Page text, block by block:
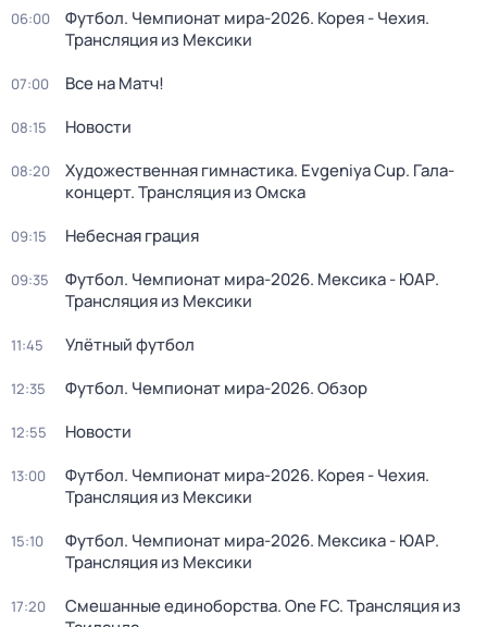
06:00
Футбол. Чемпионат мира-2026. Корея - Чехия.
Трансляция из Мексики
07:00 Все на Матч!
08:15 Новости
08:20
Художественная гимнастика. Evgeniya Cup. Гала-
концерт. Трансляция из Омска
09:15 Небесная грация
09:35
Футбол. Чемпионат мира-2026. Мексика - ЮАР.
Трансляция из Мексики
11:45 Улётный футбол
12:35 Футбол. Чемпионат мира-2026. Обзор
12:55 Новости
13:00
Футбол. Чемпионат мира-2026. Корея - Чехия.
Трансляция из Мексики
15:10
Футбол. Чемпионат мира-2026. Мексика - ЮАР.
Трансляция из Мексики
17:20
Смешанные единоборства. One FC. Трансляция из